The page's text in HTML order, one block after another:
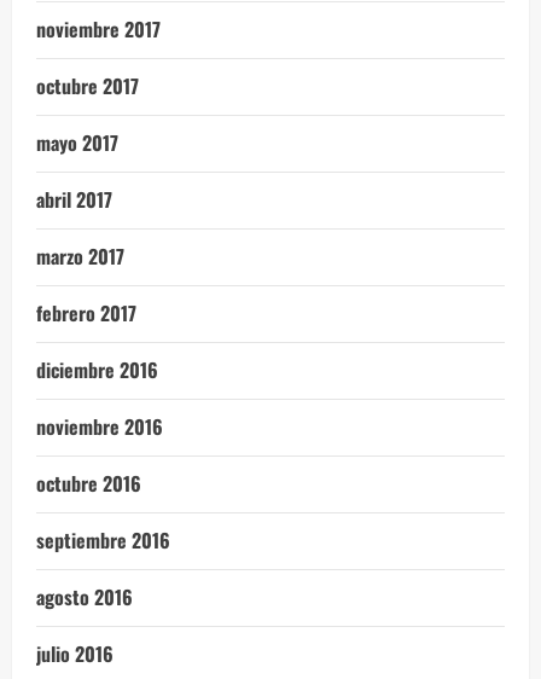
noviembre 2017
octubre 2017
mayo 2017
abril 2017
marzo 2017
febrero 2017
diciembre 2016
noviembre 2016
octubre 2016
septiembre 2016
agosto 2016
julio 2016